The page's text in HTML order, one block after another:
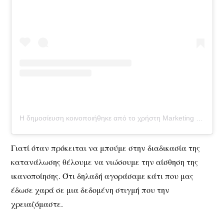
Γιατί όταν πρόκειται να μπούμε στην διαδικασία της
κατανάλωσης θέλουμε να νιώσουμε την αίσθηση της
ικανοποίησης. Ότι δηλαδή αγοράσαμε κάτι που μας
έδωσε χαρά σε μια δεδομένη στιγμή που την
χρειαζόμαστε.